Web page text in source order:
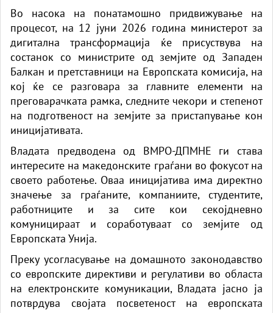
Во насока на понатамошно придвижување на
процесот, на 12 јуни 2026 година министерот за
дигитална трансформација ќе присуствува на
состанок со министрите од земјите од Западен
Балкан и претставници на Европската комисија, на
кој ќе се разговара за главните елементи на
преговарачката рамка, следните чекори и степенот
на подготвеност на земјите за пристапување кон
иницијативата.
Владата предводена од ВМРО-ДПМНЕ ги става
интересите на македонските граѓани во фокусот на
своето работење. Оваа иницијатива има директно
значење за граѓаните, компаниите, студентите,
работниците и за сите кои секојдневно
комуницираат и соработуваат со земјите од
Европската Унија.
Преку усогласување на домашното законодавство
со европските директиви и регулативи во областа
на електронските комуникации, Владата јасно ја
потврдува својата посветеност на европската